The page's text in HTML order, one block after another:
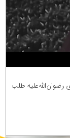
طلب